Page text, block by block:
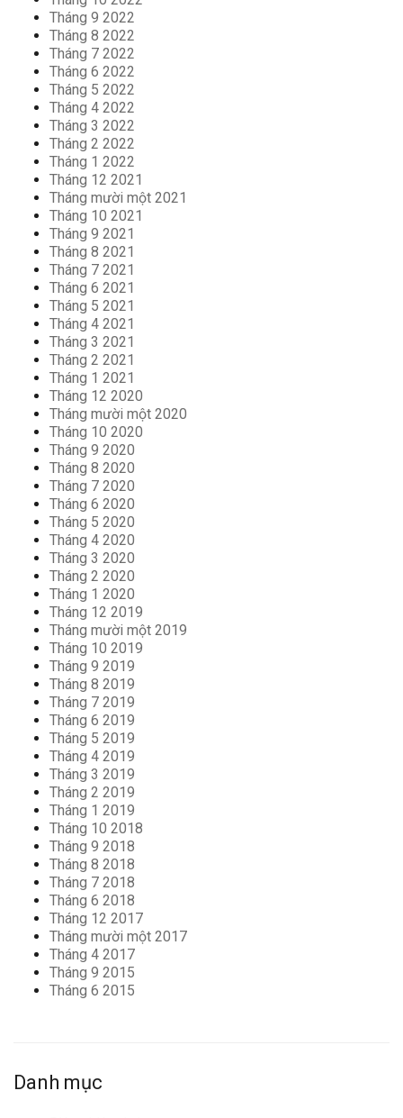
Tháng 9 2022
Tháng 8 2022
Tháng 7 2022
Tháng 6 2022
Tháng 5 2022
Tháng 4 2022
Tháng 3 2022
Tháng 2 2022
Tháng 1 2022
Tháng 12 2021
Tháng mười một 2021
Tháng 10 2021
Tháng 9 2021
Tháng 8 2021
Tháng 7 2021
Tháng 6 2021
Tháng 5 2021
Tháng 4 2021
Tháng 3 2021
Tháng 2 2021
Tháng 1 2021
Tháng 12 2020
Tháng mười một 2020
Tháng 10 2020
Tháng 9 2020
Tháng 8 2020
Tháng 7 2020
Tháng 6 2020
Tháng 5 2020
Tháng 4 2020
Tháng 3 2020
Tháng 2 2020
Tháng 1 2020
Tháng 12 2019
Tháng mười một 2019
Tháng 10 2019
Tháng 9 2019
Tháng 8 2019
Tháng 7 2019
Tháng 6 2019
Tháng 5 2019
Tháng 4 2019
Tháng 3 2019
Tháng 2 2019
Tháng 1 2019
Tháng 10 2018
Tháng 9 2018
Tháng 8 2018
Tháng 7 2018
Tháng 6 2018
Tháng 12 2017
Tháng mười một 2017
Tháng 4 2017
Tháng 9 2015
Tháng 6 2015
Danh mục